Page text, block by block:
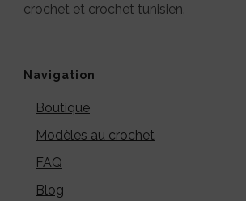
crochet et crochet tunisien.
Navigation
Boutique
Modèles au crochet
FAQ
Blog